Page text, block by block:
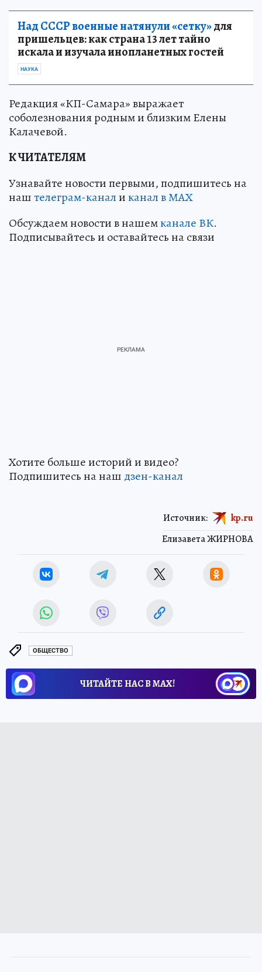
Над СССР военные натянули «сетку»для
пришельцев: как страна 13 лет тайно
искала и изучала инопланетных гостей
НАУКА
Редакция «КП-Самара» выражает
соболезнования родным и близким Елены
Калачевой.
К ЧИТАТЕЛЯМ
Узнавайте новости первыми, подпишитесь на
наштелеграм-каналиканал в МАХ
Обсуждаем новости в нашемканале ВК.
Подписывайтесь и оставайтесь на связи
Хотите больше историй и видео?
Подпишитесь на наш дзен-канал
Елизавета ЖИРНОВА
Источник: kp.ru
ОБЩЕСТВО
ЧИТАЙТЕ НАС В МАХ!